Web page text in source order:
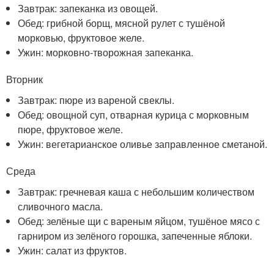
Завтрак: запеканка из овощей.
Обед: грибной борщ, мясной рулет с тушёной
морковью, фруктовое желе.
Ужин: морковно-творожная запеканка.
Вторник
Завтрак: пюре из вареной свеклы.
Обед: овощной суп, отварная курица с морковным
пюре, фруктовое желе.
Ужин: вегетарианское оливье заправленное сметаной.
Среда
Завтрак: гречневая каша с небольшим количеством
сливочного масла.
Обед: зелёные щи с вареным яйцом, тушёное мясо с
гарниром из зелёного горошка, запеченные яблоки.
Ужин: салат из фруктов.